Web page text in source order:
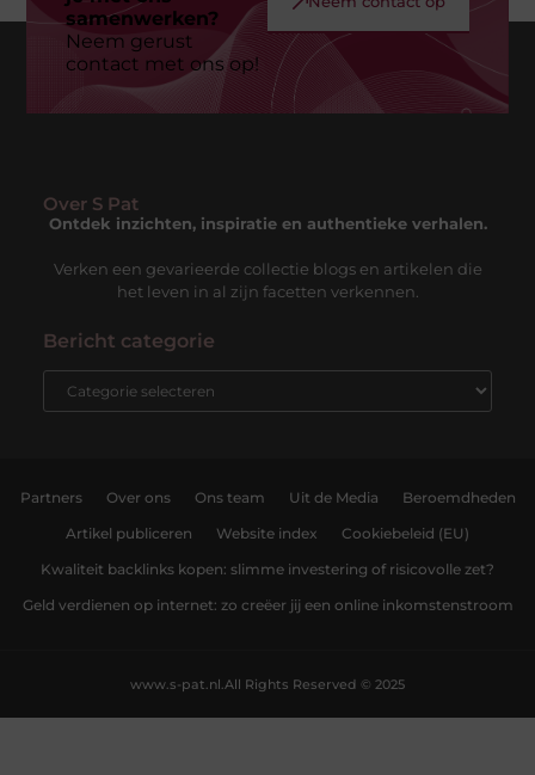
samenwerken?
Neem gerust
contact met ons op!
Over S Pat
Ontdek inzichten, inspiratie en authentieke verhalen.
Verken een gevarieerde collectie blogs en artikelen die
het leven in al zijn facetten verkennen.
Bericht categorie
Partners Over ons Ons team Uit de Media Beroemdheden
Artikel publiceren Website index Cookiebeleid (EU)
Kwaliteit backlinks kopen: slimme investering of risicovolle zet?
Geld verdienen op internet: zo creëer jij een online inkomstenstroom
All Rights Reserved © 2025
www.s-pat.nl.